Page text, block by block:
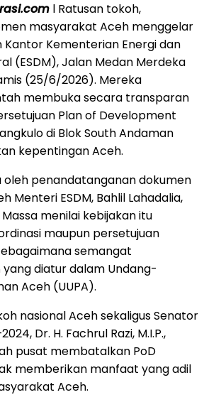
l Ratusan tokoh,
masyarakat Aceh menggelar
Kantor Kementerian Energi dan
(ESDM), Jalan Medan Merdeka
(25/6/2026). Mereka
membuka secara transparan
Plan of Development
di Blok South Andaman
kepentingan Aceh.
oleh penandatanganan dokumen
Menteri ESDM, Bahlil Lahadalia,
menilai kebijakan itu
maupun persetujuan
semangat
yang diatur dalam Undang-
Aceh (UUPA).
nasional Aceh sekaligus Senator
Dr. H. Fachrul Razi, M.I.P.,
pusat membatalkan PoD
memberikan manfaat yang adil
Aceh.